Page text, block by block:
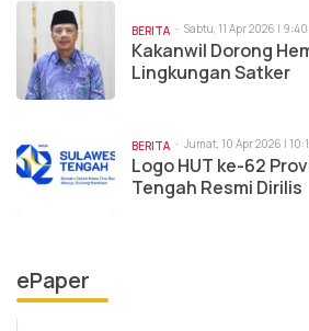
BERITA Sabtu, 11 Apr 2026 |
Kakanwil Dorong
Lingkungan Satker
BERITA Jumat, 10 Apr 2026 |
Logo HUT ke-62
Tengah Resmi Dirilis
ePaper